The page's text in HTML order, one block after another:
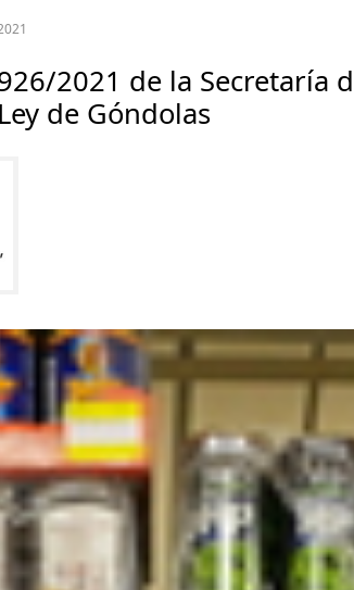
2021 de la Secretaría
de Góndolas